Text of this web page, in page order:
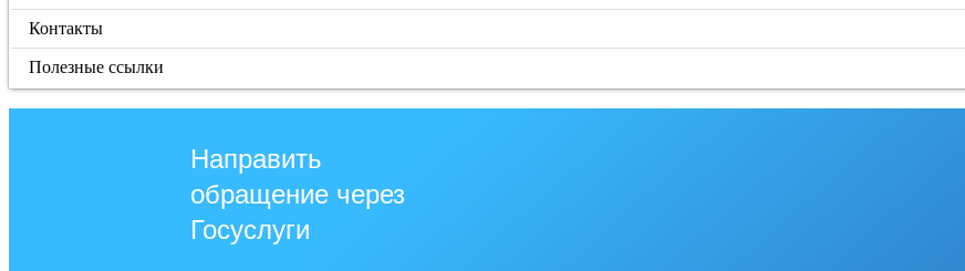
Контакты
Полезные ссылки
Направить
обращение через
Госуслуги